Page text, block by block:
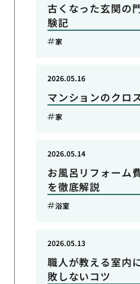
古くなった玄関の
験記
家
マンションのクロ
2026.05.16
家
お風呂リフォーム
を徹底解説
2026.05.14
浴室
職人が教える室内
敗しないコツ
2026.05.13